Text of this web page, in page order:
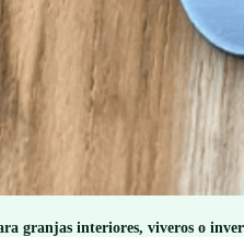
granjas interiores, viveros o